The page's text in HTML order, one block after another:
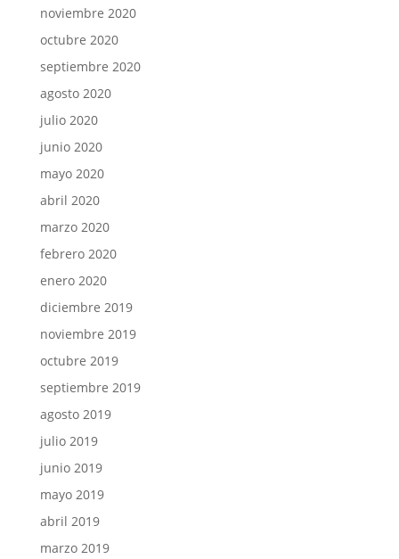
noviembre 2020
octubre 2020
septiembre 2020
agosto 2020
julio 2020
junio 2020
mayo 2020
abril 2020
marzo 2020
febrero 2020
enero 2020
diciembre 2019
noviembre 2019
octubre 2019
septiembre 2019
agosto 2019
julio 2019
junio 2019
mayo 2019
abril 2019
marzo 2019